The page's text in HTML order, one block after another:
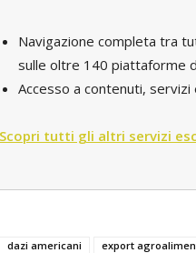
Navigazione completa tra
sulle oltre 140 piattaforme
Accesso a contenuti,
Scopri tutti gli altri servizi
dazi americani export